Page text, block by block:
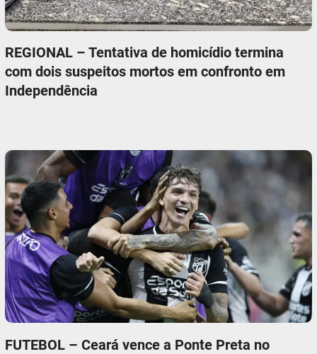
REGIONAL – Tentativa de homicídio termina
com dois suspeitos mortos em confronto em
Independência
FUTEBOL – Ceará vence a Ponte Preta no